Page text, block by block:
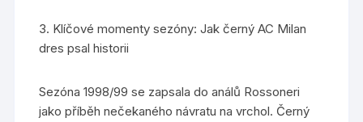
3. Klíčové momenty sezóny: Jak černý AC Milan
dres psal historii
Sezóna 1998/99 se zapsala do análů Rossoneri
jako příběh nečekaného návratu na vrchol. Černý